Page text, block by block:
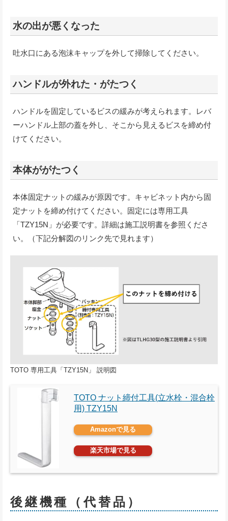
水の出が悪くなった
吐水口にある泡沫キャップを外して掃除してください。
ハンドルが外れた・がたつく
ハンドルを固定しているビスの緩みが考えられます。レバ
ーハンドル上部の蓋を外し、そこから見えるビスを締め付
けてください。
本体ががたつく
本体固定ナットの緩みが原因です。キャビネット内から固
定ナットを締め付けてください。固定には専用工具
「TZY15N」が必要です。詳細は施工説明書を参照くださ
い。（下記分解図のリンク先で見れます）
TOTO 専用工具「TZY15N」 説明図
TOTO ナット締付工具(立水栓・混合栓
用) TZY15N
Amazonで見る
楽天市場で見る
後継機種（代替品）